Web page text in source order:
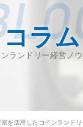
コラム
ランドリー経営ノ
を活用したコインランド